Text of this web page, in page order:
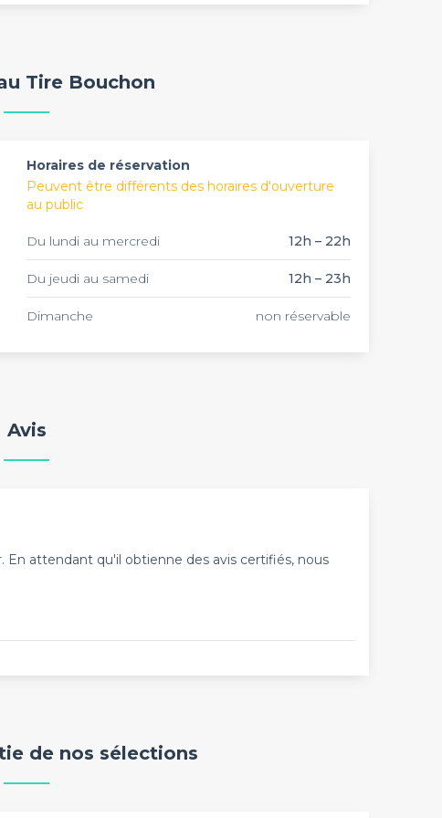
de places assises. Cet établissement
Tire Bouchon
Horaires de réservation
Peuvent être différents des horaires d'ouverture
au public
Du lundi au mercredi 12h – 22h
Du jeudi au samedi 12h – 23h
Dimanche non réservable
Avis
attendant qu'il obtienne des avis certifiés, nous
de nos sélections